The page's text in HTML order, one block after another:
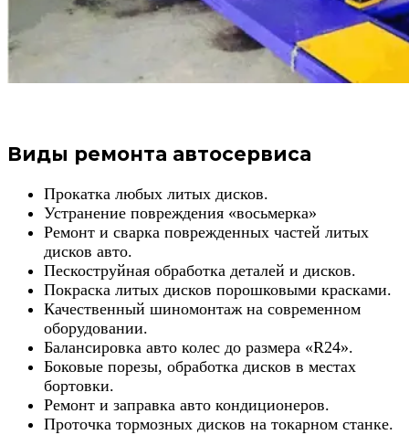
Виды ремонта автосервиса
Прокатка любых литых дисков.
Устранение повреждения «восьмерка»
Ремонт и сварка поврежденных частей литых
дисков авто.
Пескоструйная обработка деталей и дисков.
Покраска литых дисков порошковыми красками.
Качественный шиномонтаж на современном
оборудовании.
Балансировка авто колес до размера «R24».
Боковые порезы, обработка дисков в местах
бортовки.
Ремонт и заправка авто кондиционеров.
Проточка тормозных дисков на токарном станке.